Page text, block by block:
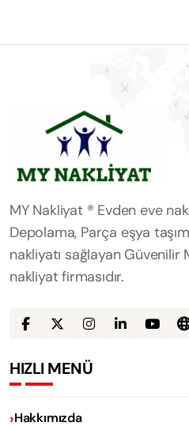
MY Nakliyat ® Evden eve
Depolama, Parça eşya
nakliyatı sağlayan Güvenilir
nakliyat firmasıdır.
HIZLI MENÜ
Hakkımızda